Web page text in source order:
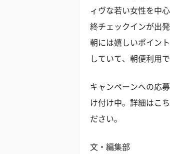
ィヴな若い女性を中
終チェックインが出
朝には嬉しいポイン
していて、朝便利用
キャンペーンへの応
け付け中。詳細はこ
ださい。
文・編集部